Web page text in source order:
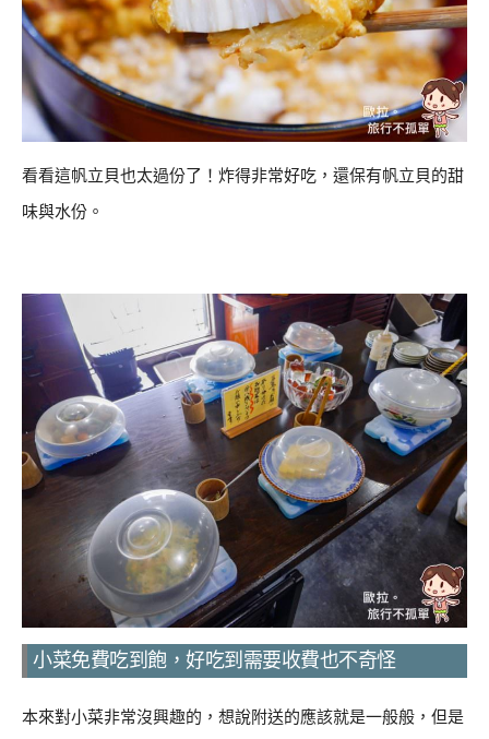
看看這帆立貝也太過份了！炸得非常好吃，還保有帆立貝的甜
味與水份。
小菜免費吃到飽，好吃到需要收費也不奇怪
本來對小菜非常沒興趣的，想說附送的應該就是一般般，但是